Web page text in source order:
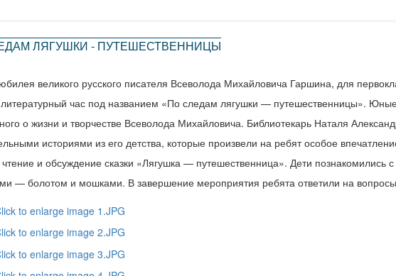
ЛЯГУШКИ - ПУТЕШЕСТВЕННИЦЫ
великого русского писателя Всеволода Михайловича Гаршина, для
час под названием «По следам лягушки — путешественницы».
о жизни и творчестве Всеволода Михайловича. Библиотекарь Наталя
историями из его детства, которые произвели на ребят особое
чтение и обсуждение сказки «Лягушка — путешественница». Дети познакомились
— болотом и мошками. В завершение мероприятия ребята ответили на